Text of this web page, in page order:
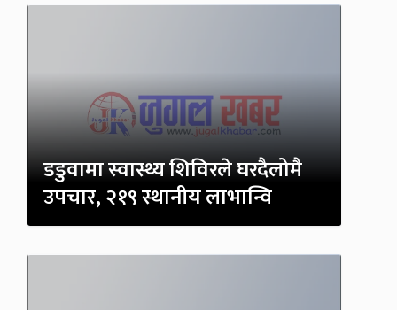
डडुवामा स्वास्थ्य शिविरले घरदैलोमै
उपचार, २१९ स्थानीय लाभान्वि